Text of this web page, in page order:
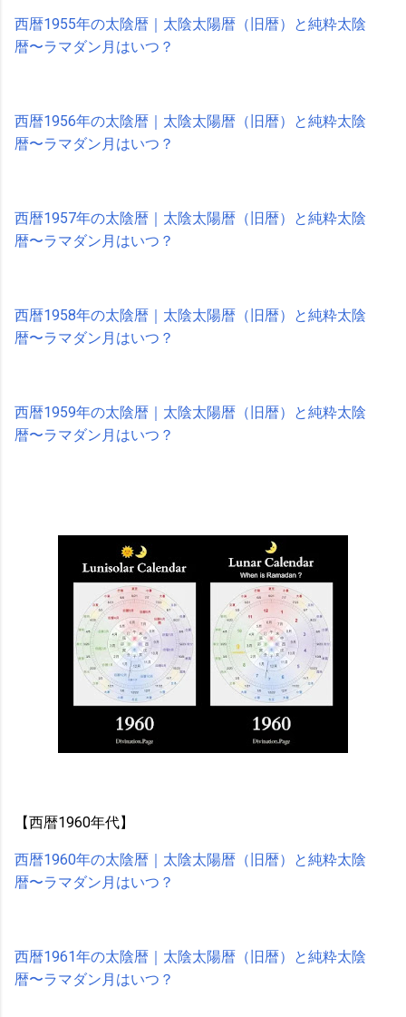
西暦1955年の太陰暦｜太陰太陽暦（旧暦）と純粋太陰
暦〜ラマダン月はいつ？
西暦1956年の太陰暦｜太陰太陽暦（旧暦）と純粋太陰
暦〜ラマダン月はいつ？
西暦1957年の太陰暦｜太陰太陽暦（旧暦）と純粋太陰
暦〜ラマダン月はいつ？
西暦1958年の太陰暦｜太陰太陽暦（旧暦）と純粋太陰
暦〜ラマダン月はいつ？
西暦1959年の太陰暦｜太陰太陽暦（旧暦）と純粋太陰
暦〜ラマダン月はいつ？
【西暦1960年代】
西暦1960年の太陰暦｜太陰太陽暦（旧暦）と純粋太陰
暦〜ラマダン月はいつ？
西暦1961年の太陰暦｜太陰太陽暦（旧暦）と純粋太陰
暦〜ラマダン月はいつ？